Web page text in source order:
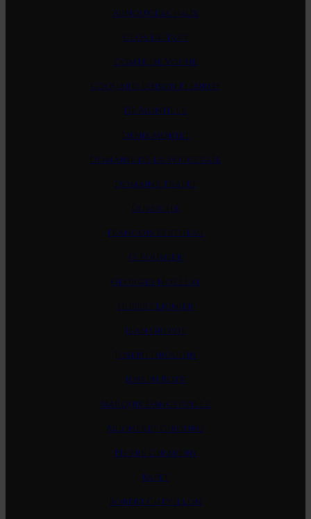
Arnoux-Lachaux
Clos de Tart
Comte de Vogue
Coquard Loison Fleurot
De Montille
Denis Mortet
Domaine de la Vougeraie
Domaine Trapet
Duroché
Francois Bertheau
G. Roumier
Georges Noellat
Hubert Lignier
Jean Grivot
Joseph Drouhin
Joseph Roty
Marquis D'Angerville
Mugneret Gibourg
Pierre Girardin
Rapet
Robert Chevillon